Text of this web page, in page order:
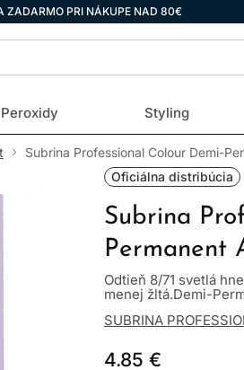
ZADARMO PRI NÁKUPE NAD 80€
Styling
Subrina Professional Colour Demi-
Oficiálna distribúcia
Subrina
Permanent
Odtieň 8/71 svetlá
menej žltá.Demi-
SUBRINA
4.85 €